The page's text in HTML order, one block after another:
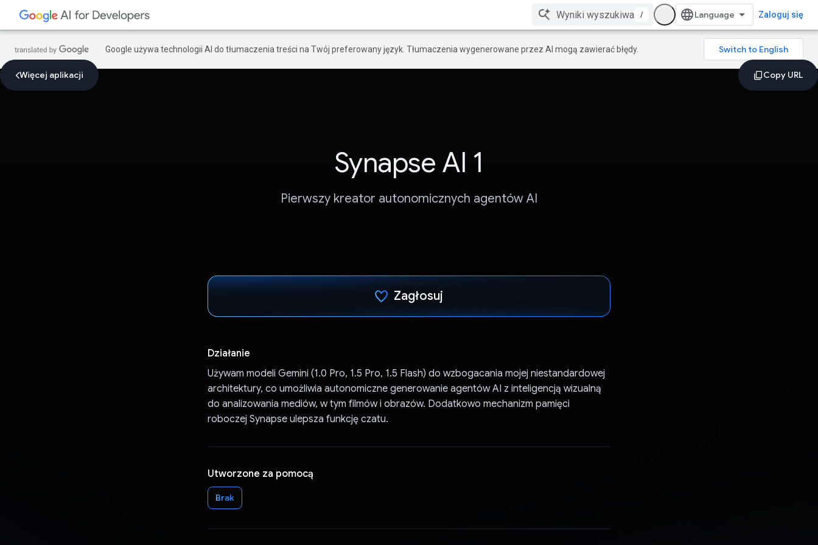
/ Zaloguj się
Google używa technologii AI do tłumaczenia treści na Twój preferowany język. Tłumaczenia wygenerowane przez AI mogą zawierać błędy.
Więcej aplikacji
Synapse AI 1
Pierwszy kreator autonomicznych agentów AI
Zagłosuj
Działanie
Używam modeli Gemini (1.0 Pro, 1.5 Pro, 1.5 Flash) do wzbogacania mojej niestandardowej
architektury, co umożliwia autonomiczne generowanie agentów AI z inteligencją wizualną
do analizowania mediów, w tym filmów i obrazów. Dodatkowo mechanizm pamięci
roboczej Synapse ulepsza funkcję czatu.
Utworzone za pomocą
Brak